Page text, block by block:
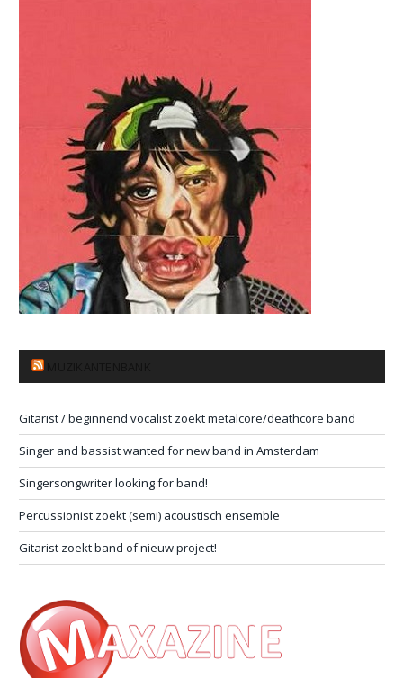
Gitarist / beginnend vocalist zoekt metalcore/deathcore band
Singer and bassist wanted for new band in Amsterdam
Singersongwriter looking for band!
Percussionist zoekt (semi) acoustisch ensemble
Gitarist zoekt band of nieuw project!